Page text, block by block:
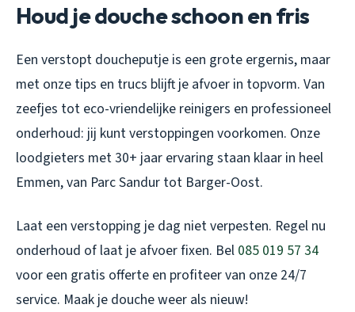
Houd je douche schoon en fris
Een verstopt doucheputje is een grote ergernis, maar
met onze tips en trucs blijft je afvoer in topvorm. Van
zeefjes tot eco-vriendelijke reinigers en professioneel
onderhoud: jij kunt verstoppingen voorkomen. Onze
loodgieters met 30+ jaar ervaring staan klaar in heel
Emmen, van Parc Sandur tot Barger-Oost.
Laat een verstopping je dag niet verpesten. Regel nu
onderhoud of laat je afvoer fixen. Bel 085 019 57 34
voor een gratis offerte en profiteer van onze 24/7
service. Maak je douche weer als nieuw!